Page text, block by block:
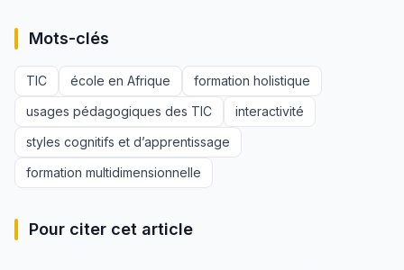
Mots-clés
TIC école en Afrique
formation holistique
usages pédagogiques des TIC
interactivité
styles cognitifs et d’apprentissage
formation multidimensionnelle
Pour citer cet article